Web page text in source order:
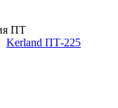
ПТ
Kerland ПТ-225